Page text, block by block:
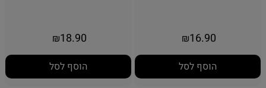
₪16.90
הוסף לסל
₪18.90
הוסף לסל